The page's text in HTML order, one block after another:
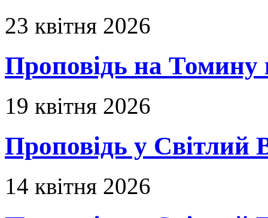
23 квітня 2026
Проповідь на Томину
19 квітня 2026
Проповідь у Світлий
14 квітня 2026